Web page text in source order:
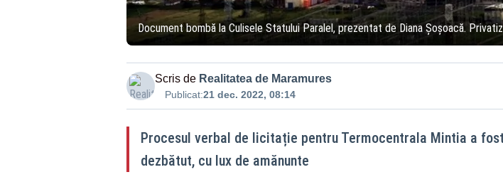
Document bombă la Culisele Statului Paralel, prezentat de Diana Șoșoacă.
Scris de Realitatea de Maramures
Publicat:21 dec. 2022, 08:14
Procesul verbal de licitație pentru Termocentrala Mintia a
dezbătut, cu lux de amănunte